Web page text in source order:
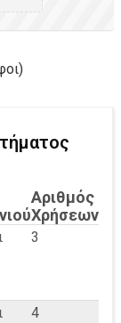
Αριθμός
Χρήσεων
3
4